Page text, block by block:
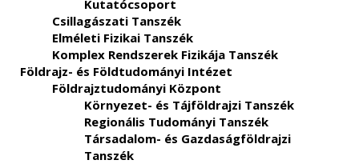
Kutatócsoport
Csillagászati Tanszék
Elméleti Fizikai Tanszék
Komplex Rendszerek Fizikája Tanszék
Földrajz- és Földtudományi Intézet
Földrajztudományi Központ
Környezet- és Tájföldrajzi Tanszék
Regionális Tudományi Tanszék
Társadalom- és Gazdaságföldrajzi
Tanszék